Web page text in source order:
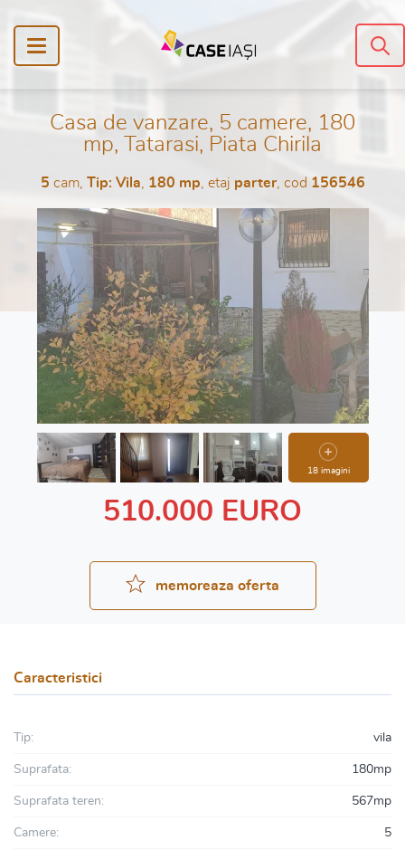
Casa de vanzare, 5 camere, 180
mp, Tatarasi, Piata Chirila
5 cam, Tip: Vila 180 mp , etaj parter, cod 156546
18 imagini
510.000 EURO
memoreaza oferta
Caracteristici
Tip: vila
Suprafata: 180mp
Suprafata teren: 567mp
Camere: 5